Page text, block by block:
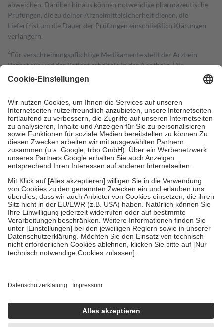
abweichen. Darüber hinaus können notwendige pharmazeutische
Prüfungen, die zu deiner Arzneimittelsicherheit dienen, die
Lieferfrist um die Dauer der Prüfungen einschließlich Klärungen
verlängern.
4Für verschreibungspflichtige Medikamente stellt der Arzt ein
Rezept aus und der Patient erhält sie in der Apotheke. Die
gesetzliche Krankenversicherung übernimmt in der Regel die
Kosten dafür, der Versicherte trägt einen Teil davon als Zuzahlung
Grundsätzlich leisten Mitglieder Zuzahlungen in Höhe von zehn
Prozent des Abgabepreises,mindestens jedochfünf Euround
höchstens zehn Euro.Es sind jedoch nie mehr als die tatsächlichen
Kosten der Leistung zu entrichten.
Diese Regeln gelten grundsätzlich auch für Online-Apotheken.
Bei Heilmitteln und häuslicher Krankenpflege beträgt die
Zuzahlung zehn Prozent der Kosten sowie zehn Euro je
Verordnung.
Um das Engagement der Versicherten für ihre eigene Gesundheit zu
stärken und die besondere Stellung der Familie zu unterstützen,
fallenkeine Zuzahlungenan bei:
• Kindern und Jugendlichen bis zum vollendeten 18. Lebensjahr
mit Ausnahme der Fahrkosten
• Untersuchungen zur Vorsorge und Früherkennung, die von der
GKV getragen werden
Einholung von Bewertungen. Trusted Shops hat Maßnahmen
getroffen, um sicherzustellen, dass es sich um echte Bewertungen
handelt. Mehr Informationen findest du hier: